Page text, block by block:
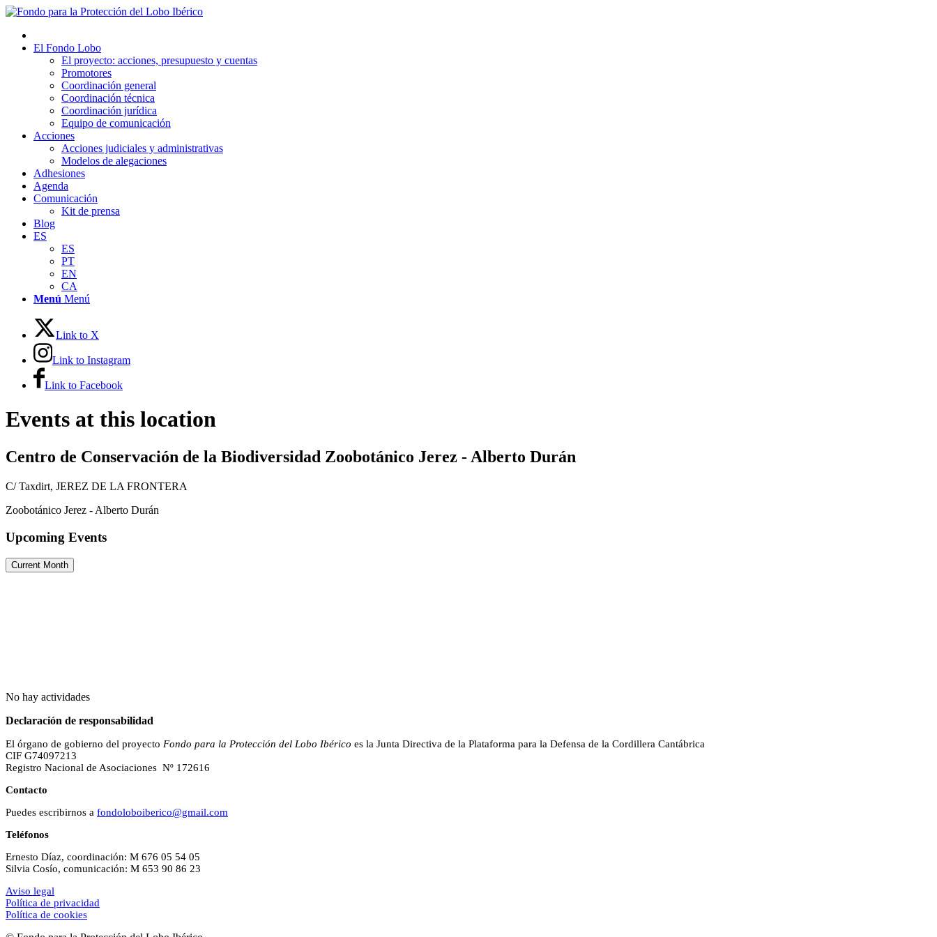
El Fondo Lobo
El proyecto: acciones, presupuesto y cuentas
Promotores
Coordinación general
Coordinación técnica
Coordinación jurídica
Equipo de comunicación
Acciones
Acciones judiciales y administrativas
Modelos de alegaciones
Adhesiones
Agenda
Comunicación
Kit de prensa
Blog
ES
ES
PT
EN
CA
Menú Menú
Link to X
Link to Instagram
Link to Facebook
Events at this location
Centro de Conservación de la Biodiversidad Zoobotánico Jerez - Alberto Durán
C/ Taxdirt, JEREZ DE LA FRONTERA
Zoobotánico Jerez - Alberto Durán
Upcoming Events
Current Month
No hay actividades
Declaración de responsabilidad
El órgano de gobierno del proyecto Fondo para la Protección del Lobo Ibérico es la Junta Directiva de la Plataforma para la Defensa de la Cordillera Cantábrica
CIF G74097213
Registro Nacional de Asociaciones Nº 172616
Contacto
Puedes escribirnos a fondoloboiberico@gmail.com
Teléfonos
Ernesto Díaz, coordinación: M 676 05 54 05
Silvia Cosío, comunicación: M 653 90 86 23
Aviso legal
Política de privacidad
Política de cookies